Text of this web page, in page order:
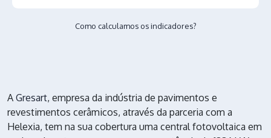
Como calculamos os indicadores?
A Gresart, empresa da indústria de pavimentos e
revestimentos cerâmicos, através da parceria com a
Helexia, tem na sua cobertura uma central fotovoltaica em